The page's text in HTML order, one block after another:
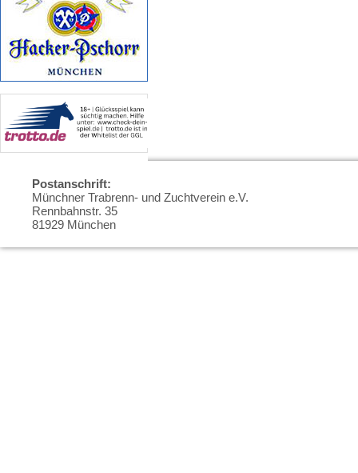
Postanschrift:
Münchner Trabrenn- und Zuchtverein e.V.
Rennbahnstr. 35
81929 München